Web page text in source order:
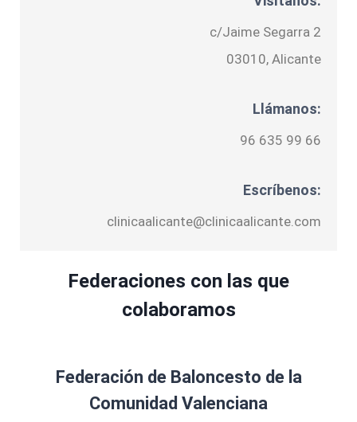
c/Jaime Segarra 2
03010, Alicante
Llámanos:
96 635 99 66
Escríbenos:
clinicaalicante@clinicaalicante.com
Federaciones con las que
colaboramos
Federación de Baloncesto de la
Comunidad Valenciana